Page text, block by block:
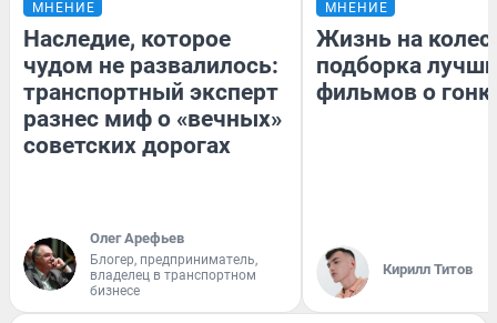
МНЕНИЕ
Наследие, которое
чудом не развалилось:
транспортный эксперт
разнес миф о «вечных»
советских дорогах
Олег Арефьев
Блогер, предприниматель,
владелец в транспортном
бизнесе
МНЕНИЕ
Жизнь на
подборка
фильмов о
Кирилл Титов